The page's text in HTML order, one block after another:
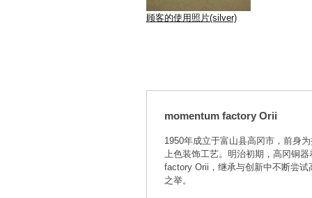
顾客的使用照片(silver)
momentum factory Orii
1950年成立于富山县高冈市，前身
上色装饰工艺。明治初期，高冈铜
factory Orii，继承与创新中不断尝
之举。